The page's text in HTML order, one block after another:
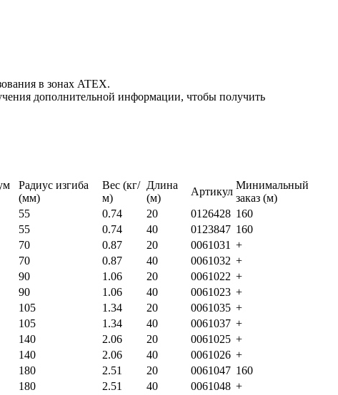
в зонах ATEX.
дополнительной информации, чтобы получить
Радиус изгиба
(мм)
Вес (кг/
м)
Длина
(м)
Артикул
Минимальный
заказ (м)
55 0.74 20 0126428 160
55 0.74 40 0123847 160
70 0.87 20 0061031 +
70 0.87 40 0061032 +
90 1.06 20 0061022 +
90 1.06 40 0061023 +
105 1.34 20 0061035 +
105 1.34 40 0061037 +
140 2.06 20 0061025 +
140 2.06 40 0061026 +
180 2.51 20 0061047 160
180 2.51 40 0061048 +